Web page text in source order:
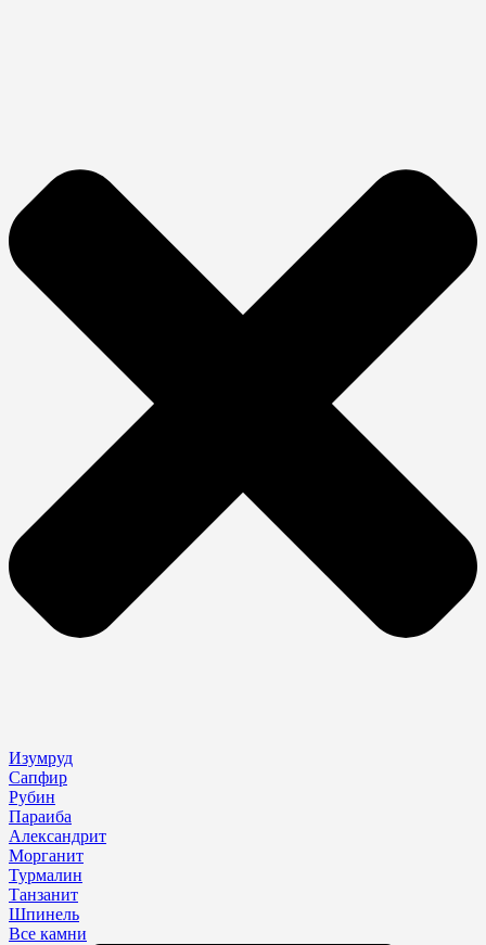
Изумруд
Сапфир
Рубин
Параиба
Александрит
Морганит
Турмалин
Танзанит
Шпинель
Все камни